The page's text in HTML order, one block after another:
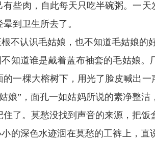
有些肉，自此每天只吃半碗粥。一
到卫生所去了。
不认识毛姑娘，也不知道毛姑娘的
知道谁是戴着蓝布袖套的毛姑娘
的一棵大榕树下，用光了脸皮喊出
娘”，面孔一如姑妈所说的素净整
住了。莫愁没找到声音的来源，把
的深色水迹洇在莫愁的工裤上，